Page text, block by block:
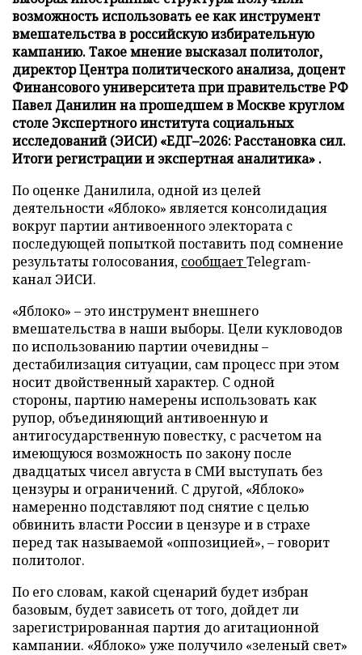
возможность использовать ее как инструмент
вмешательства в российскую избирательную
кампанию. Такое мнение высказал политолог,
директор Центра политического анализа, доцент
Финансового университета при правительстве РФ
Павел Данилин на прошедшем в Москве круглом
столе Экспертного института социальных
исследований (ЭИСИ) «ЕДГ–2026: Расстановка сил.
Итоги регистрации и экспертная аналитика» .
По оценке Данилила, одной из целей
деятельности «Яблоко» является консолидация
вокруг партии антивоенного электората с
последующей попыткой поставить под сомнение
результаты голосования, сообщаетTelegram-
канал ЭИСИ.
«Яблоко» – это инструмент внешнего
вмешательства в наши выборы. Цели кукловодов
по использованию партии очевидны –
дестабилизация ситуации, сам процесс при этом
носит двойственный характер. С одной
стороны, партию намерены использовать как
рупор, объединяющий антивоенную и
антигосударственную повестку, с расчетом на
имеющуюся возможность по закону после
двадцатых чисел августа в СМИ выступать без
цензуры и ограничений. С другой, «Яблоко»
намеренно подставляют под снятие с целью
обвинить власти России в цензуре и в страхе
перед так называемой «оппозицией», – говорит
политолог.
По его словам, какой сценарий будет избран
базовым, будет зависеть от того, дойдет ли
зарегистрированная партия до агитационной
кампании. «Яблоко» уже получило «зеленый свет»